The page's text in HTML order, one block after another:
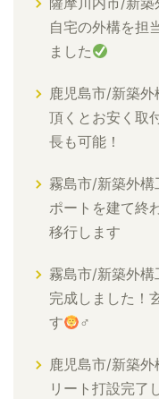
自宅の外構を担
ました
鹿児島市/新築
頂くとお安く取
長も可能！
霧島市/新築外
ポートを建て終
移行します
霧島市/新築外
完成しました！
す
‍♂
鹿児島市/新築
リート打設完了